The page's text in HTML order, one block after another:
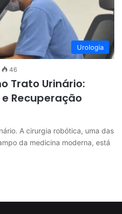
Urologia
46
Trato Urinário:
Recuperação
A cirurgia robótica, uma das
da medicina moderna, está